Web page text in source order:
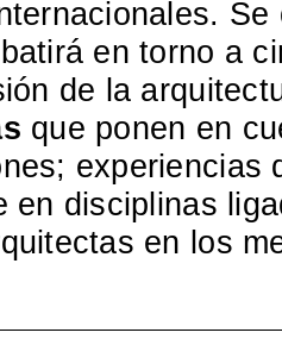
Se
en torno a
de la
que ponen en
experiencias
disciplinas
en los